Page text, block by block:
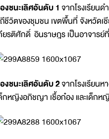
งชนะเลิศอันดับ 1 จากโรงเรียน
ชีวิตของชุมชน เขตพื้นที่ จังหวัด
ยรติศักดิ์ อินราษฎร เป็นอาจารย์
งชนะเลิศอันดับ 2จากโรงเรียนห
กหญิงอภิชญา เชื้อก๋อง และเด็ก